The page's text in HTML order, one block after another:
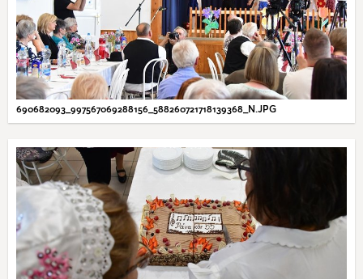
690682093_997567069288156_588260721718139368_N.JPG